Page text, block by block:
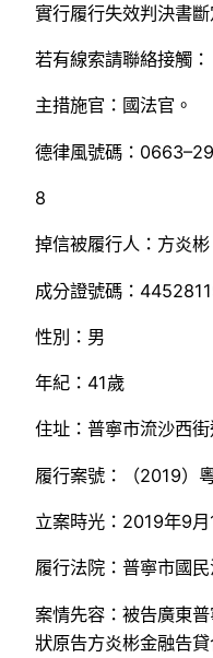
實行履行失效判決書
若有線索請聯絡接觸：
主措施官：國法官。
德律風號碼：
8
掉信被履行人：方炎彬
成分證號碼：
性別：男
年紀：41歲
住址：普寧市流沙西
履行案號：（2019）
立案時光：2019年9月
履行法院：普寧市國
案情先容：被告廣東
狀原告方炎彬金融告